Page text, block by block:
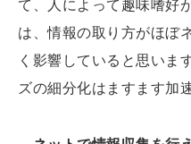
て、人によって趣味嗜好
は、情報の取り方がほぼ
く影響していると思いま
ズの細分化はますます加